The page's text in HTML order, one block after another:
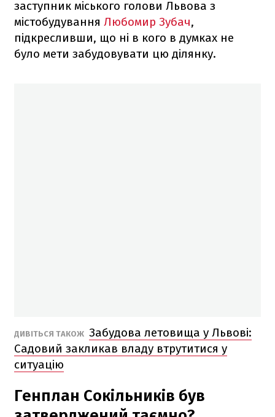
заступник міського голови Львова з
містобудування Любомир Зубач,
підкресливши, що ні в кого в думках не
було мети забудовувати цю ділянку.
ДИВІТЬСЯ ТАКОЖ Забудова летовища у Львові:
Садовий закликав владу втрутитися у
ситуацію
Генплан Сокільників був